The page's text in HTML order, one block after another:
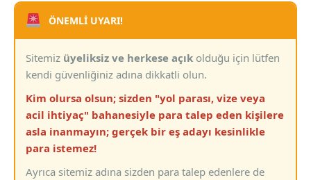
ÖNEMLİ UYARI!
Sitemiz üyeliksiz ve herkese açık olduğu için lütfen
kendi güvenliğiniz adına dikkatli olun.
Kim olursa olsun; sizden "yol parası, vize veya
acil ihtiyaç" bahanesiyle para talep eden kişilere
asla inanmayın; gerçek bir eş adayı kesinlikle
para istemez!
Ayrıca sitemiz adına sizden para talep edenlere de